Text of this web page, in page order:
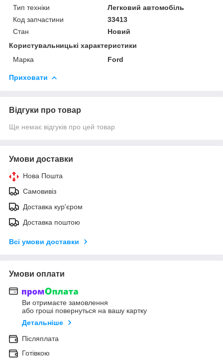
Тип техніки
Легковий автомобіль
Код запчастини
33413
Стан
Новий
Користувальницькі характеристики
Марка
Ford
Приховати
Відгуки про товар
Ще немає відгуків про цей товар
Умови доставки
Нова Пошта
Самовивіз
Доставка кур'єром
Доставка поштою
Всі умови доставки
Умови оплати
Ви отримаєте замовлення
або гроші повернуться на вашу картку
Детальніше
Післяплата
Готівкою